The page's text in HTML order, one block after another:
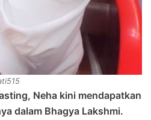
Neha kini mendapatkan
dalam Bhagya Lakshmi.